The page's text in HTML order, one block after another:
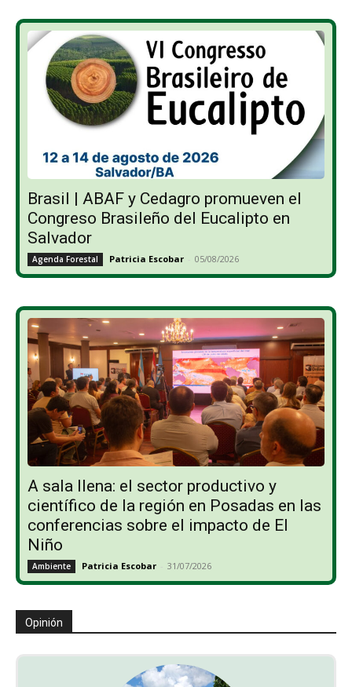
Brasil | ABAF y Cedagro promueven el
Congreso Brasileño del Eucalipto en
Salvador
Agenda Forestal Patricia Escobar - 05/08/2026
A sala llena: el sector productivo y
científico de la región en Posadas en las
conferencias sobre el impacto de El
Niño
Ambiente Patricia Escobar - 31/07/2026
Opinión